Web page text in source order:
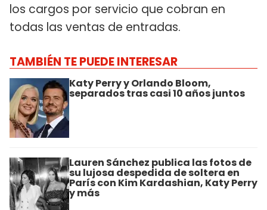
los cargos por servicio que cobran en
todas las ventas de entradas.
TAMBIÉN TE PUEDE INTERESAR
Katy Perry y Orlando Bloom,
separados tras casi 10 años juntos
Lauren Sánchez publica las fotos de
su lujosa despedida de soltera en
París con Kim Kardashian, Katy Perry
y más